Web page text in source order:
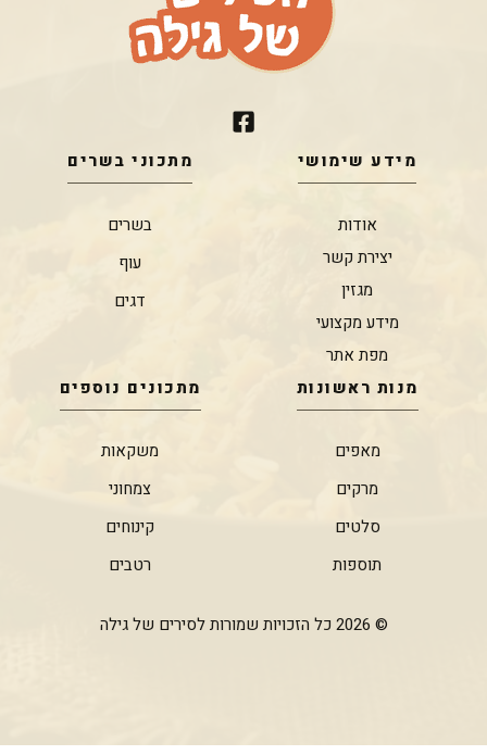
מידע שימושי
אודות
יצירת קשר
מגזין
מידע מקצועי
מפת אתר
מתכוני בשרים
בשרים
עוף
דגים
מנות ראשונות
מאפים
מרקים
סלטים
תוספות
מתכונים נוספים
משקאות
צמחוני
קינוחים
רטבים
© 2026 כל הזכויות שמורות לסירים של גילה